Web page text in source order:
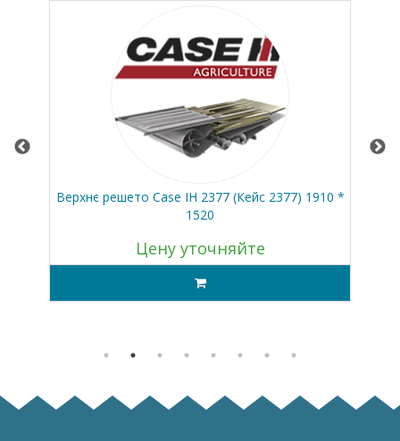
Верхнє решето Case IH 2377 (Кейс 2377) 1910 *
1520
Цену уточняйте